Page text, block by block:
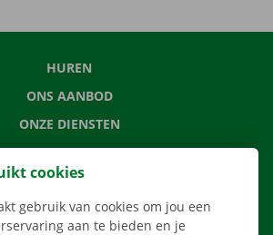
HUREN
ONS AANBOD
ONZE DIENSTEN
LOCATIES
APP
cookies
gebruik van cookies om jou een
aan te bieden en je